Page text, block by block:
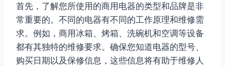
首先，了解您所使用的商用电器的类型和品牌是非
常重要的。不同的电器有不同的工作原理和维修需
求。例如，商用冰箱、烤箱、洗碗机和空调等设备
都有其独特的维修要求。确保您知道电器的型号、
购买日期以及保修信息，这些信息将有助于维修人